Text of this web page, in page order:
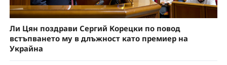
Ли Цян поздрави Сергий Корецки по повод
встъпването му в длъжност като премиер на
Украйна